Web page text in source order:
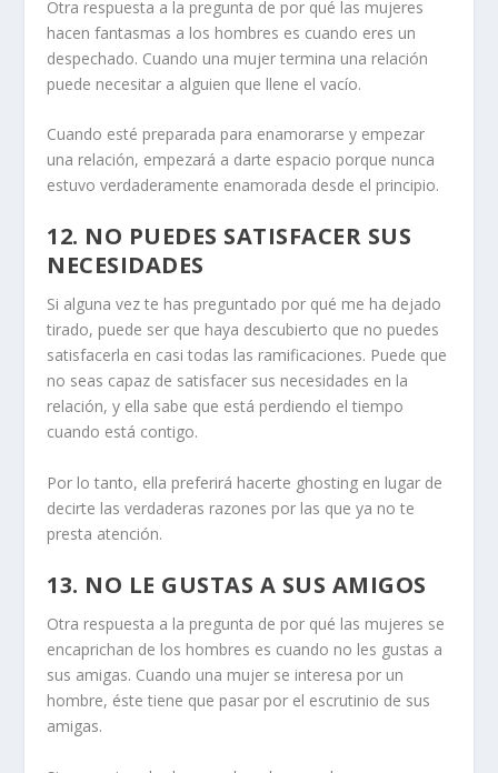
Otra respuesta a la pregunta de por qué las mujeres
hacen fantasmas a los hombres es cuando eres un
despechado. Cuando una mujer termina una relación
puede necesitar a alguien que llene el vacío.
Cuando esté preparada para enamorarse y empezar
una relación, empezará a darte espacio porque nunca
estuvo verdaderamente enamorada desde el principio.
12. NO PUEDES SATISFACER SUS
NECESIDADES
Si alguna vez te has preguntado por qué me ha dejado
tirado, puede ser que haya descubierto que no puedes
satisfacerla en casi todas las ramificaciones. Puede que
no seas capaz de satisfacer sus necesidades en la
relación, y ella sabe que está perdiendo el tiempo
cuando está contigo.
Por lo tanto, ella preferirá hacerte ghosting en lugar de
decirte las verdaderas razones por las que ya no te
presta atención.
13. NO LE GUSTAS A SUS AMIGOS
Otra respuesta a la pregunta de por qué las mujeres se
encaprichan de los hombres es cuando no les gustas a
sus amigas. Cuando una mujer se interesa por un
hombre, éste tiene que pasar por el escrutinio de sus
amigas.